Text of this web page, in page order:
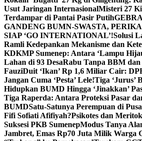
Usut Jaringan InternasionalMisteri 27
Terdampar di Pantai Pasir Putih
GANDENG BUMN-SWASTA,
SIAP ‘GO INTERNATIONAL’!Solusi
Ramli Kedepankan Mekanisme dan
KDKMP Sumenep: Antara ‘Lampu
Lahan di 93 DesaRabu Tanpa BBM
FauziDuit ‘Ikan’ Rp 1,6 Miliar Cair:
Jangan Cuma ‘Pesta’ Lele!Tiga ‘Jurus’
Hidupkan BUMD Hingga ‘Jinakkan’
Tiga Raperda: Antara Proteksi Pasar
BUMDSatu-Satunya Perempuan di
Fifi Sofiati Afifiyah?Psikotes dan
Suksesi PKB SumenepModus Tanya
Jambret, Emas Rp70 Juta Milik Warga